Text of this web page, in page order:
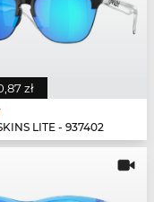
zł
LITE - 937402